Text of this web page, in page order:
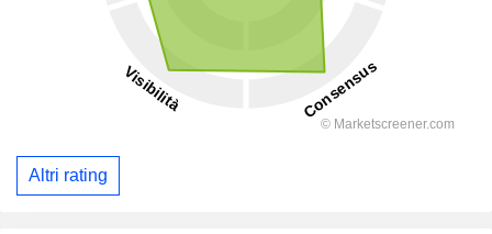
Altri rating